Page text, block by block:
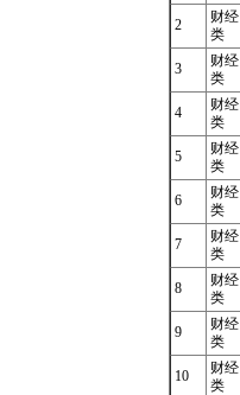
2
财经
类
3
财经
类
4
财经
类
5
财经
类
6
财经
类
7
财经
类
8
财经
类
9
财经
类
10
财经
类